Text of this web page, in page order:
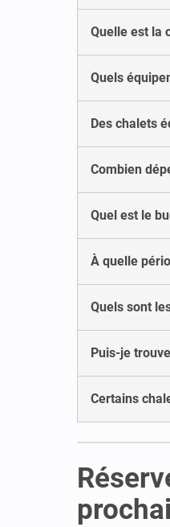
Quelle est la
Quels
Des chalets
Combien
Quel est le
À quelle
Quels sont
Puis-je
Certains